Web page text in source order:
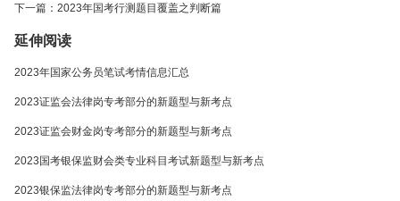
下一篇：2023年国考行测题目覆盖之判断篇
延伸阅读
2023年国家公务员笔试考情信息汇总
2023证监会法律岗专考部分的新题型与新考点
2023证监会财金岗专考部分的新题型与新考点
2023国考银保监财会类专业科目考试新题型与新考点
2023银保监法律岗专考部分的新题型与新考点